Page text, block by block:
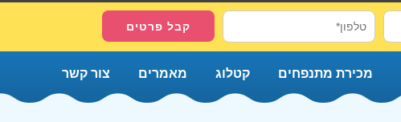
מכירת מתנפחים קטלוג מאמרים צור קשר